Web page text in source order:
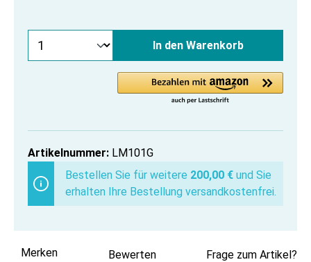
In den Warenkorb
Artikelnummer: LM101G
Bestellen Sie für weitere 200,00 € und Sie
erhalten Ihre Bestellung versandkostenfrei.
Merken Bewerten Frage zum Artikel?